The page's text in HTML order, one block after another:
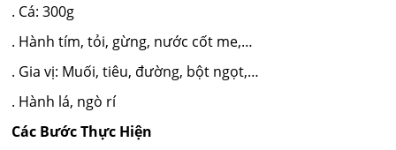
. Cá: 300g
. Hành tím, tỏi, gừng, nước cốt me,…
. Gia vị: Muối, tiêu, đường, bột ngọt,…
. Hành lá, ngò rí
Các Bước Thực Hiện